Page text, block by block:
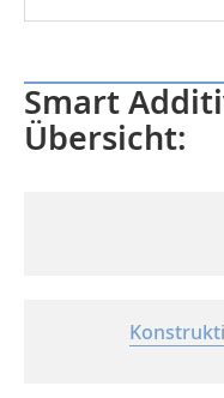
Smart
Übersicht: